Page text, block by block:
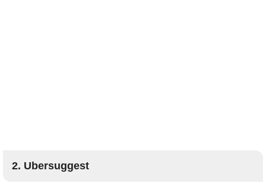
2. Ubersuggest